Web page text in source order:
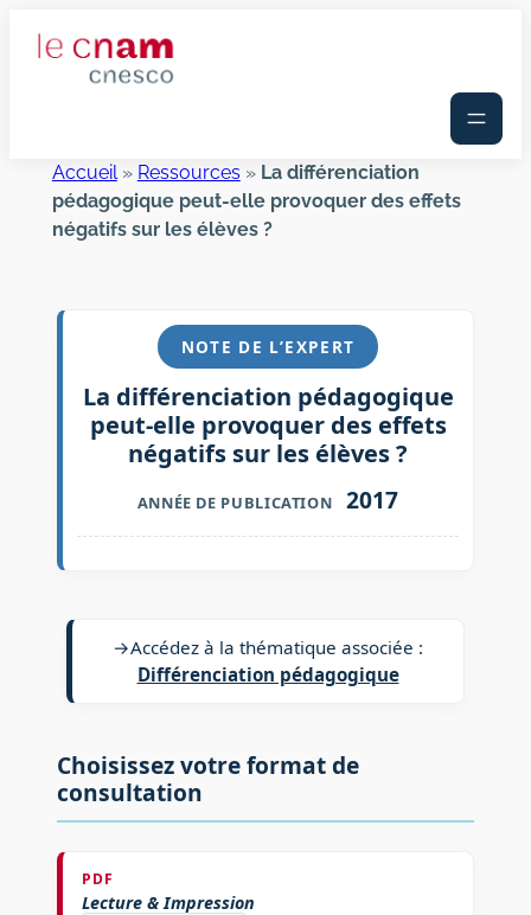
Accueil» Ressources» La différenciation
pédagogique peut-elle provoquer des effets
négatifs sur les élèves ?
NOTE DE L’EXPERT
La différenciation pédagogique
peut-elle provoquer des effets
négatifs sur les élèves ?
ANNÉE DE PUBLICATION 2017
→Accédez à la thématique associée :
Différenciation pédagogique
Choisissez votre format de
consultation
PDF
Lecture & Impression